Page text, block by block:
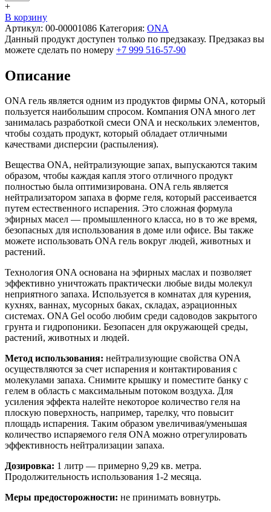
+
В корзину
Артикул: 00-00001086 Категория: ONA
Данный продукт доступен только по предзаказу. Предзаказ вы
можете сделать по номеру +7 999 516-57-90
Описание
ONA гель является одним из продуктов фирмы ONA, который
пользуется наибольшим спросом. Компания ONA много лет
занималась разработкой смеси ONA и нескольких элементов,
чтобы создать продукт, который обладает отличными
качествами дисперсии (распыления).
Вещества ONA, нейтрализующие запах, выпускаются таким
образом, чтобы каждая капля этого отличного продукт
полностью была оптимизирована. ONA гель является
нейтрализатором запаха в форме геля, который рассеивается
путем естественного испарения. Это сложная формула
эфирных масел — промышленного класса, но в то же время,
безопасных для использования в доме или офисе. Вы также
можете использовать ONA гель вокруг людей, животных и
растений.
Технология ONA основана на эфирных маслах и позволяет
эффективно уничтожать практически любые виды молекул
неприятного запаха. Используется в комнатах для курения,
кухнях, ваннах, мусорных баках, складах, аэрационных
системах. ONA Gel особо любим среди садоводов закрытого
грунта и гидропоники. Безопасен для окружающей среды,
растений, животных и людей.
Метод использования: нейтрализующие свойства ONA
осуществляются за счет испарения и контактирования с
молекулами запаха. Снимите крышку и поместите банку с
гелем в область с максимальным потоком воздуха. Для
усиления эффекта налейте некоторое количество геля на
плоскую поверхность, например, тарелку, что повысит
площадь испарения. Таким образом увеличивая/уменьшая
количество испаряемого геля ONA можно отрегулировать
эффективность нейтрализации запаха.
Дозировка: 1 литр — примерно 9,29 кв. метра.
Продолжительность использования 1-2 месяца.
Меры предосторожности: не принимать вовнутрь.